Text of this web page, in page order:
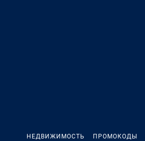
НЕДВИЖИМОСТЬ ПРОМОКОДЫ